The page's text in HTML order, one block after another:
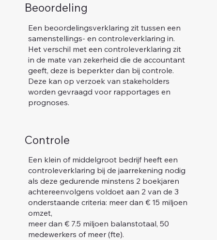
Beoordeling
Een beoordelingsverklaring zit tussen een
samenstellings- en controleverklaring in.
Het verschil met een controleverklaring zit
in de mate van zekerheid die de accountant
geeft, deze is beperkter dan bij controle.
Deze kan op verzoek van stakeholders
worden gevraagd voor rapportages en
prognoses.
Controle
Een klein of middelgroot bedrijf heeft een
controleverklaring bij de jaarrekening nodig
als deze gedurende minstens 2 boekjaren
achtereenvolgens voldoet aan 2 van de 3
onderstaande criteria: meer dan € 15 miljoen
omzet,
meer dan € 7.5 miljoen balanstotaal, 50
medewerkers of meer (fte).